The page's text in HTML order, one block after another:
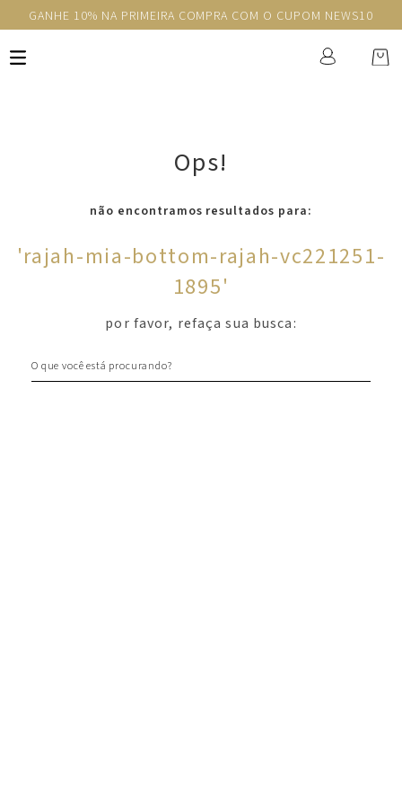
GANHE 10% NA PRIMEIRA COMPRA COM O CUPOM NEWS10
Ops!
não encontramos resultados para:
'rajah-mia-bottom-rajah-vc221251-
1895'
por favor, refaça sua busca: